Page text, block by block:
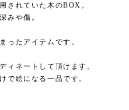
されていた木のBOX。
みや傷。
ったアイテムです。
ィネートして頂けます。
で絵になる一品です。